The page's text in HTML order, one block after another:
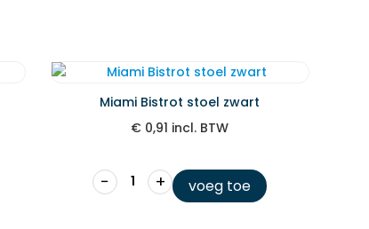
Miami Bistrot stoel zwart
€ 0,91 incl. BTW
− + voeg toe